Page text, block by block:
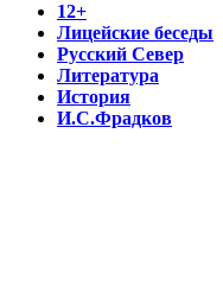
12+
Лицейские беседы
Русский Север
Литература
История
И.С.Фрадков